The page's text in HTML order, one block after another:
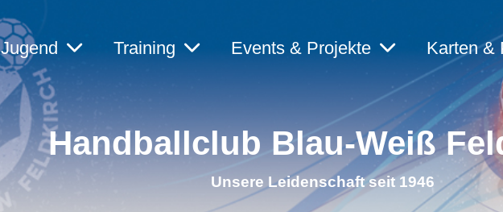
Jugend Training Events & Projekte
Karten &
Handballclub Blau-Weiß
Unsere Leidenschaft seit 1946